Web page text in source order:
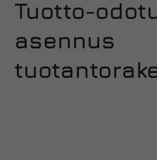
Tuotto-
asennus